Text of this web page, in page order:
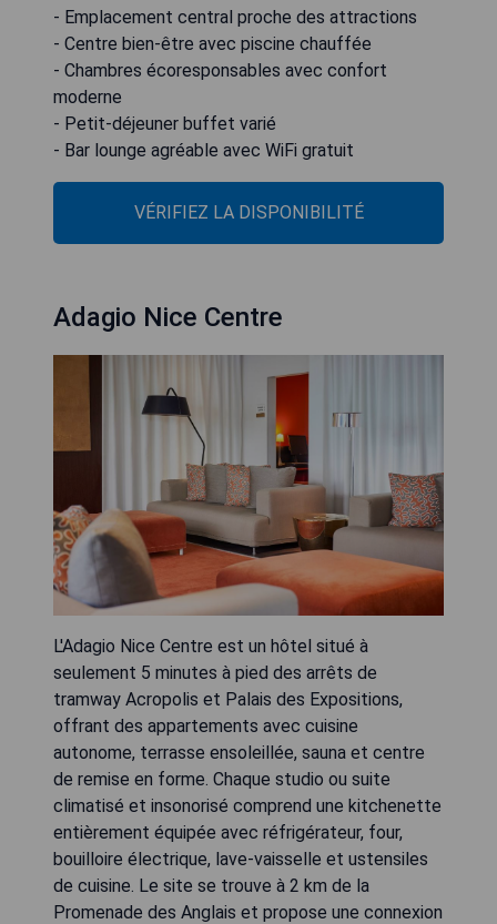
- Emplacement central proche des attractions
- Centre bien-être avec piscine chauffée
- Chambres écoresponsables avec confort
moderne
- Petit-déjeuner buffet varié
- Bar lounge agréable avec WiFi gratuit
VÉRIFIEZ LA DISPONIBILITÉ
Adagio Nice Centre
L'Adagio Nice Centre est un hôtel situé à
seulement 5 minutes à pied des arrêts de
tramway Acropolis et Palais des Expositions,
offrant des appartements avec cuisine
autonome, terrasse ensoleillée, sauna et centre
de remise en forme. Chaque studio ou suite
climatisé et insonorisé comprend une kitchenette
entièrement équipée avec réfrigérateur, four,
bouilloire électrique, lave-vaisselle et ustensiles
de cuisine. Le site se trouve à 2 km de la
Promenade des Anglais et propose une connexion